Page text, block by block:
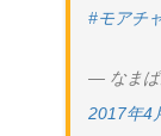
#モアチ
— なまぱ
2017年4